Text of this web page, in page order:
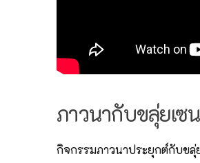
ภาวนากับขลุ่ยเซ
กิจกรรมภาวนาประยุกต์กับข